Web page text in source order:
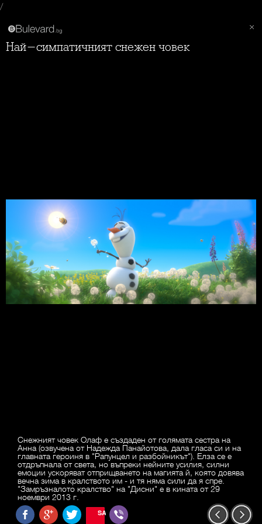
/
Най-симпатичният снежен човек
Снежният човек Олаф е създаден от голямата сестра на
Анна (озвучена от Надежда Панайотова, дала гласа си и на
главната героиня в "Рапунцел и разбойникът"). Елза се е
отдръпнала от света, но въпреки нейните усилия, силни
емоции ускоряват отприщването на магията й, която довява
вечна зима в кралството им - и тя няма сили да я спре.
"Замръзналото кралство" на "Дисни" е в кината от 29
ноември 2013 г.
SAVE